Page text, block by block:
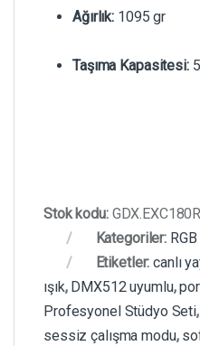
Ağırlık: 1095 gr
Taşıma Kapasitesi:
Stok kodu:
Kategoriler:
Etiketler:canlı
ışık, DMX512 uyumlu,
Profesyonel Stüdyo Seti,
sessiz çalışma modu,